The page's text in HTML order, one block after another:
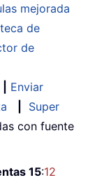
mejorada
de
de
Enviar
Super
con fuente
15:12